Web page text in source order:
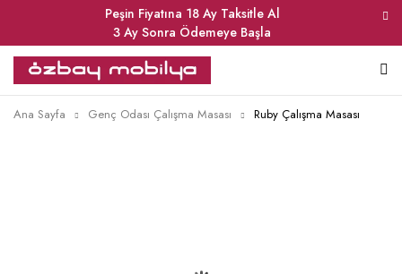
Peşin Fiyatına 18 Ay Taksitle Al
3 Ay Sonra Ödemeye Başla
Ana Sayfa Genç Odası Çalışma Masası Ruby Çalışma Masası